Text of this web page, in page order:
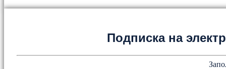
Подписка на